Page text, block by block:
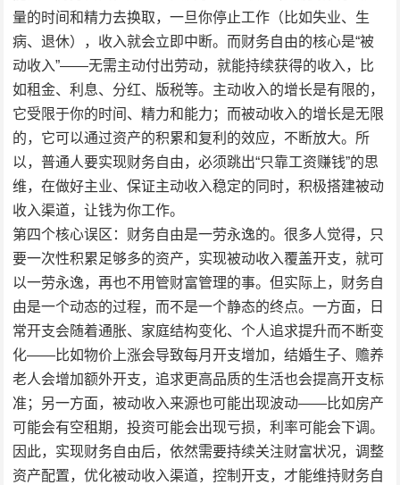
量的时间和精力去换取，一旦你停止工作（比如失业、生
病、退休），收入就会立即中断。而财务自由的核心是“被
动收入”——无需主动付出劳动，就能持续获得的收入，比
如租金、利息、分红、版税等。主动收入的增长是有限的，
它受限于你的时间、精力和能力；而被动收入的增长是无限
的，它可以通过资产的积累和复利的效应，不断放大。所
以，普通人要实现财务自由，必须跳出“只靠工资赚钱”的思
维，在做好主业、保证主动收入稳定的同时，积极搭建被动
收入渠道，让钱为你工作。
第四个核心误区：财务自由是一劳永逸的。很多人觉得，只
要一次性积累足够多的资产，实现被动收入覆盖开支，就可
以一劳永逸，再也不用管财富管理的事。但实际上，财务自
由是一个动态的过程，而不是一个静态的终点。一方面，日
常开支会随着通胀、家庭结构变化、个人追求提升而不断变
化——比如物价上涨会导致每月开支增加，结婚生子、赡养
老人会增加额外开支，追求更高品质的生活也会提高开支标
准；另一方面，被动收入来源也可能出现波动——比如房产
可能会有空租期，投资可能会出现亏损，利率可能会下调。
因此，实现财务自由后，依然需要持续关注财富状况，调整
资产配置，优化被动收入渠道，控制开支，才能维持财务自